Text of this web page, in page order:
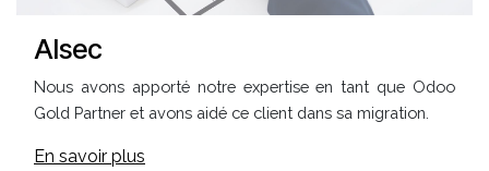
Alsec
Nous avons apporté notre expertise en tant que Odoo
Gold Partner et avons aidé ce client dans sa migration.
En savoir plus